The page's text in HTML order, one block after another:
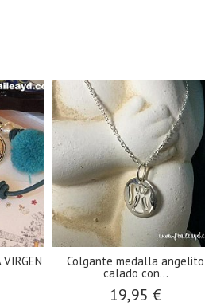
Colgante medalla angelito
calado con...
19,95 €